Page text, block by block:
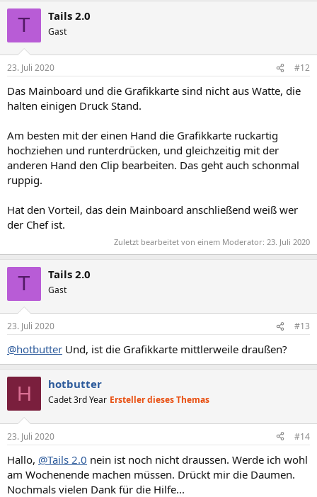
T Tails 2.0
Gast
23. Juli 2020 #12
Das Mainboard und die Grafikkarte sind nicht aus Watte, die
halten einigen Druck Stand.
Am besten mit der einen Hand die Grafikkarte ruckartig
hochziehen und runterdrücken, und gleichzeitig mit der
anderen Hand den Clip bearbeiten. Das geht auch schonmal
ruppig.
Hat den Vorteil, das dein Mainboard anschließend weiß wer
der Chef ist.
Zuletzt bearbeitet von einem Moderator: 23. Juli 2020
T Tails 2.0
Gast
23. Juli 2020 #13
@hotbutter Und, ist die Grafikkarte mittlerweile draußen?
H hotbutter
Cadet 3rd Year Ersteller dieses Themas
23. Juli 2020 #14
Hallo, @Tails 2.0 nein ist noch nicht draussen. Werde ich wohl
am Wochenende machen müssen. Drückt mir die Daumen.
Nochmals vielen Dank für die Hilfe...